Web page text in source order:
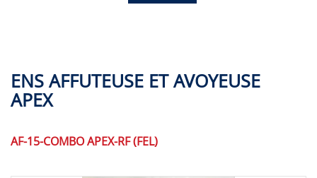
ENS AFFUTEUSE ET AVOYEUSE
APEX
AF-15-COMBO APEX-RF (FEL)